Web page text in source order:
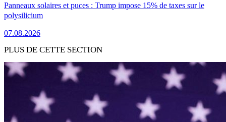
Panneaux solaires et puces : Trump impose 15% de taxes sur le
polysilicium
07.08.2026
PLUS DE CETTE SECTION